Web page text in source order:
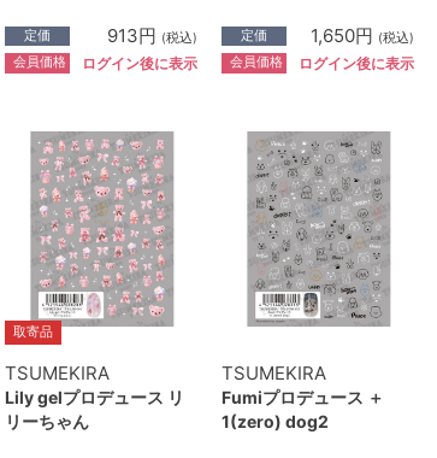
定価 913円 (税込)
会員価格 ログイン後に表示
定価 1,650円 (税込)
会員価格 ログイン後に表示
取寄品
TSUMEKIRA
Lily gelプロデュース リ
リーちゃん
TSUMEKIRA
Fumiプロデュース ＋
1(zero) dog2